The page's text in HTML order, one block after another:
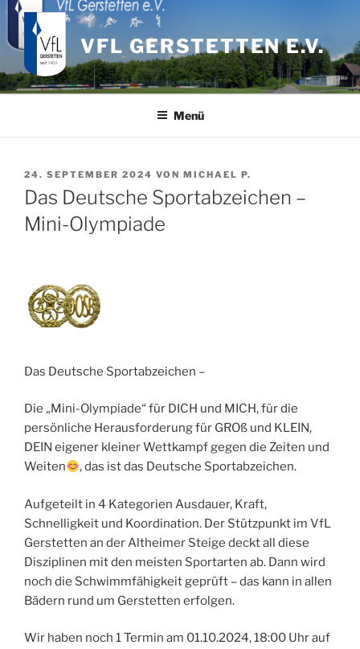
Zum
Inhalt
springen
VFL GERSTETTEN E.V.
Menü
VERÖFFENTLICHT
AM
24. SEPTEMBER 2024 VON MICHAEL P.
Das Deutsche Sportabzeichen –
Mini-Olympiade
Das Deutsche Sportabzeichen –
Die „Mini-Olympiade“ für DICH und MICH, für die
persönliche Herausforderung für GROß und KLEIN,
DEIN eigener kleiner Wettkampf gegen die Zeiten und
Weiten
, das ist das Deutsche Sportabzeichen.
Aufgeteilt in 4 Kategorien Ausdauer, Kraft,
Schnelligkeit und Koordination. Der Stützpunkt im VfL
Gerstetten an der Altheimer Steige deckt all diese
Disziplinen mit den meisten Sportarten ab. Dann wird
noch die Schwimmfähigkeit geprüft – das kann in allen
Bädern rund um Gerstetten erfolgen.
Wir haben noch 1 Termin am 01.10.2024, 18:00 Uhr auf